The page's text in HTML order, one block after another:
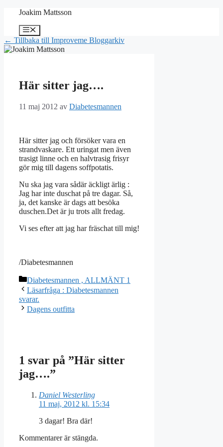
Hoppa
innehåll
Joakim Mattsson
Meny
← Tillbaka till Improveme Bloggarkiv
Här sitter jag….
11 maj 2012 av Diabetesmannen
Här sitter jag och försöker vara en
strandvaskare. Ett uringat men även
trasigt linne och en halvtrasig frisyr
gör mig till dagens soffpotatis.
Nu ska jag vara sådär äckligt ärlig :
Jag har inte duschat på tre dagar. Så,
ja, det kanske är dags att besöka
duschen.Det är ju trots allt fredag.
Vi ses efter att jag har fräschat till mig!
/Diabetesmannen
Kategorier
Diabetesmannen , ALLMÄNT 1
Läsarfråga : Diabetesmannen
svarar.
Dagens outfitta
1 svar på ”Här sitter
jag….”
Daniel Westerling
11 maj, 2012 kl. 15:34
3 dagar! Bra där!
Kommentarer är stängda.